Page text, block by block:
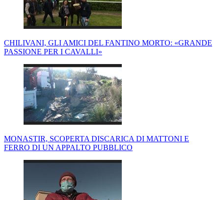
CHILIVANI, GLI AMICI DEL FANTINO MORTO: «GRANDE
PASSIONE PER I CAVALLI»
MONASTIR, SCOPERTA DISCARICA DI MATTONI E
FERRO DI UN APPALTO PUBBLICO